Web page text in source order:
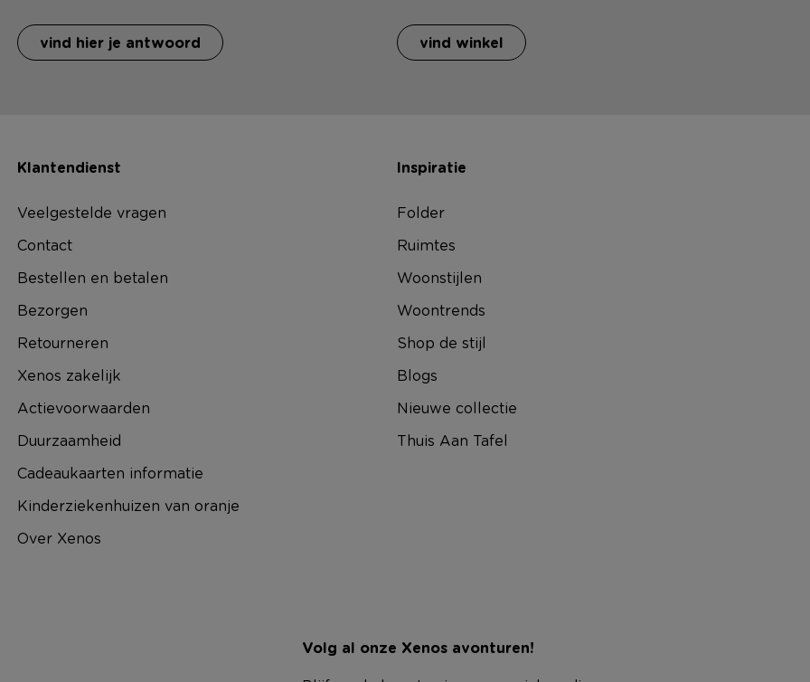
vind hier je antwoord vind winkel
Klantendienst
Veelgestelde vragen
Contact
Bestellen en betalen
Bezorgen
Retourneren
Xenos zakelijk
Actievoorwaarden
Duurzaamheid
Cadeaukaarten informatie
Kinderziekenhuizen van oranje
Over Xenos
Inspiratie
Folder
Ruimtes
Woonstijlen
Woontrends
Shop de stijl
Blogs
Nieuwe collectie
Thuis Aan Tafel
Volg al onze Xenos avonturen!